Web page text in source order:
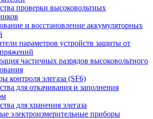
проверки высоковольтных
и восстановление аккумуляторных
параметров устройств защиты от
частичных разрядов высоковольтного
контроля элегаза (SF6)
для откачивания и заполнения
для хранения элегаза
электроизмерительные приборы